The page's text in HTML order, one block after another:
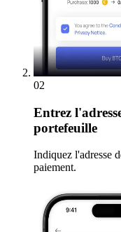
02
Entrez
portefeuille
Indiquez l'adresse
paiement.